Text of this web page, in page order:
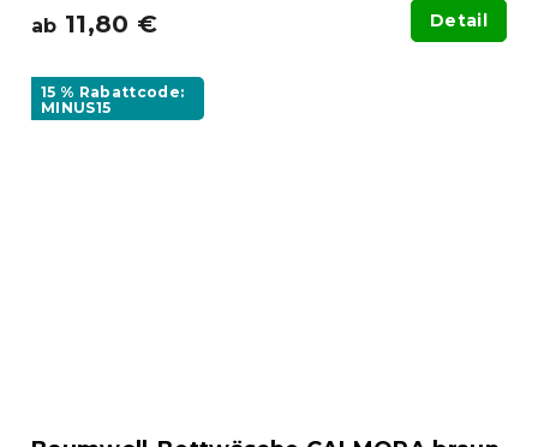
ab 11,80 € Detail
15 % Rabattcode:
MINUS15